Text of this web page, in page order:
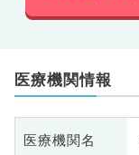
医療機関情報
医療機関名